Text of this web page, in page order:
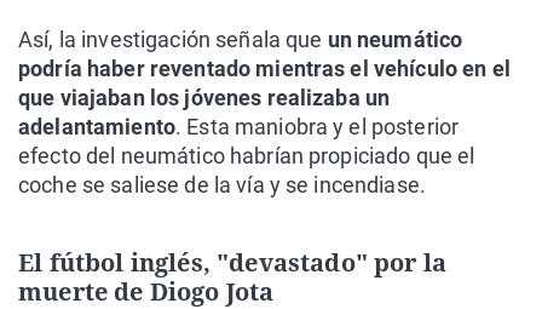
Así, la investigación señala que un neumático
podría haber reventado mientras el vehículo en el
que viajaban los jóvenes realizaba un
adelantamiento. Esta maniobra y el posterior
efecto del neumático habrían propiciado que el
coche se saliese de la vía y se incendiase.
El fútbol inglés, "devastado" por la
muerte de Diogo Jota